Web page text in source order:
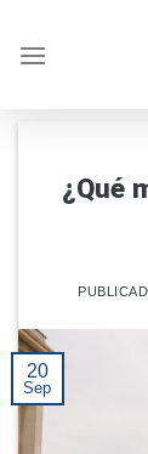
¿Qué
20
Sep